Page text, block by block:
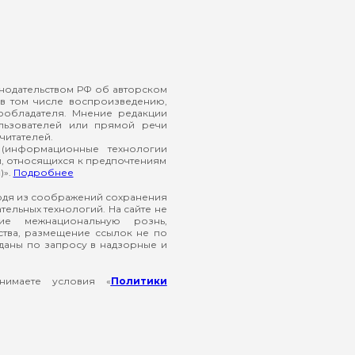
РФ об авторском
числе воспроизведению,
Мнение редакции
или прямой речи
технологии
относящихся к предпочтениям
Подробнее
из соображений сохранения
технологий. На сайте не
межнациональную рознь,
размещение ссылок не по
по запросу в надзорные и
условия «Политики